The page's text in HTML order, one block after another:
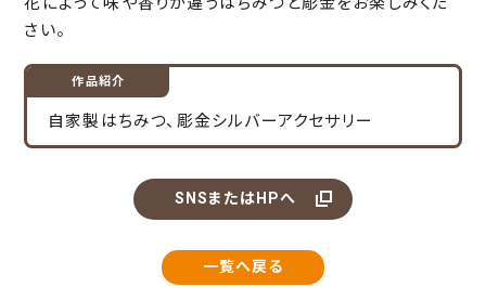
of
さい。
作品紹介
自家製はちみつ、彫金シルバーアクセサリー
SNSまたはHPへ
一覧へ戻る